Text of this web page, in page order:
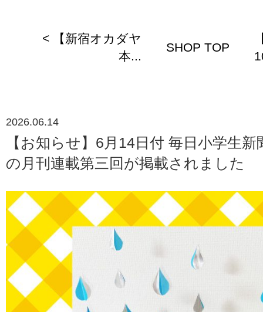
< 【新宿オカダヤ
本...
SHOP TOP
2026.06.14
【お知らせ】6月14日付 毎日小学生
の月刊連載第三回が掲載されました